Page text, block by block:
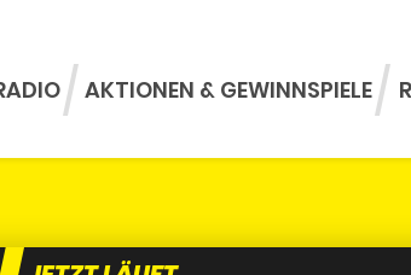
AKTIONEN & GEWINNSPIELE